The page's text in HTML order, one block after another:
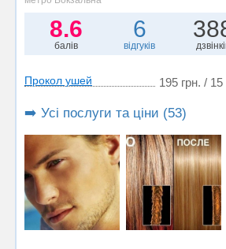
8.6
балів
6
відгуків
Прокол ушей 195 грн. /
➡️ Усі послуги та ціни (53)